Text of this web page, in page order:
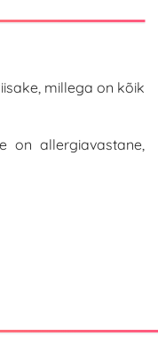
millega on kõik
on allergiavastane,